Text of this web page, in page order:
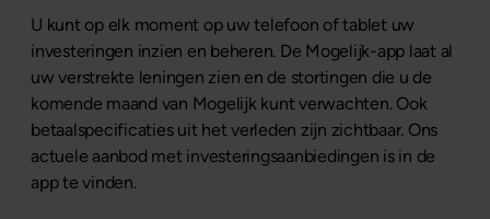
U kunt op elk moment op uw telefoon of tablet uw
investeringen inzien en beheren. De Mogelijk-app laat al
uw verstrekte leningen zien en de stortingen die u de
komende maand van Mogelijk kunt verwachten. Ook
betaalspecificaties uit het verleden zijn zichtbaar. Ons
actuele aanbod met investeringsaanbiedingen is in de
app te vinden.